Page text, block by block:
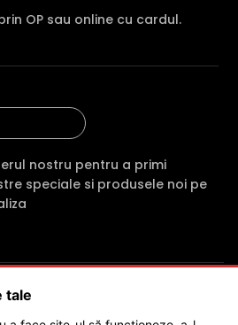
OP sau online cu cardul.
nostru pentru a primi
speciale si produsele noi pe
RO34846331
200 RON · Sediu: Str. Petrache
·
Contactează-ne ·Service produs
tale